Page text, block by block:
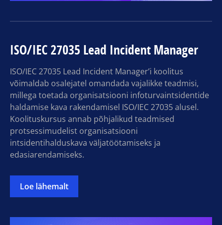
ISO/IEC 27035 Lead Incident Manager
ISO/IEC 27035 Lead Incident Manager’i koolitus
võimaldab osalejatel omandada vajalikke teadmisi,
millega toetada organisatsiooni infoturvaintsidentide
haldamise kava rakendamisel ISO/IEC 27035 alusel.
Koolituskursus annab põhjalikud teadmised
protsessimudelist organisatsiooni
intsidentihalduskava väljatöötamiseks ja
edasiarendamiseks.
Loe lähemalt